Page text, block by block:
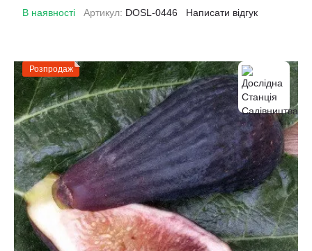
В наявності Артикул: DOSL-0446 Написати відгук
Розпродаж